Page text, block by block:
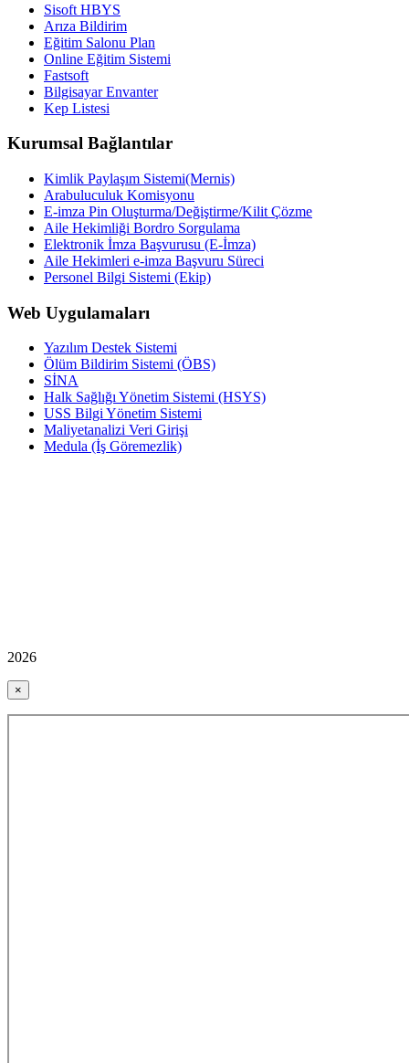
Sisoft HBYS
Arıza Bildirim
Eğitim Salonu Plan
Online Eğitim Sistemi
Fastsoft
Bilgisayar Envanter
Kep Listesi
Kurumsal Bağlantılar
Kimlik Paylaşım Sistemi(Mernis)
Arabuluculuk Komisyonu
E-imza Pin Oluşturma/Değiştirme/Kilit Çözme
Aile Hekimliği Bordro Sorgulama
Elektronik İmza Başvurusu (E-İmza)
Aile Hekimleri e-imza Başvuru Süreci
Personel Bilgi Sistemi (Ekip)
Web Uygulamaları
Yazılım Destek Sistemi
Ölüm Bildirim Sistemi (ÖBS)
SİNA
Halk Sağlığı Yönetim Sistemi (HSYS)
USS Bilgi Yönetim Sistemi
Maliyetanalizi Veri Girişi
Medula (İş Göremezlik)
2026
×